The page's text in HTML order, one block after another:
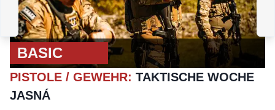
PISTOLE / GEWEHR:
TAKTISCHE WOCHE
BASIC
PISTOLE / GEWEHR: TAKTISCHE WOCHE
JASNÁ